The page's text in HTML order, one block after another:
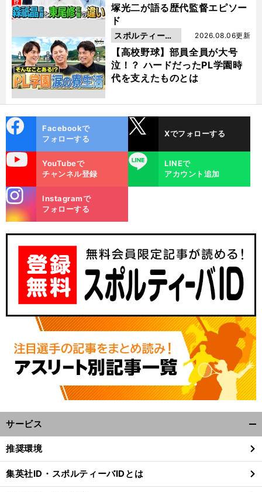
塚光二が語る歴代監督エピソー
ド
【高校野球】部員全員が大号
泣！？ ハードだったPL学園時
代を支えたものとは
2026.08.06更新
スポルティーバ
動画
ok
Facebookで
フォローする
Xでフォローする
YouTubeで
チャンネル登録
LINE
LINEで
アカウント追加
m
Instagramで
フォローする
サービス
閉
る
推奨環境
集英社ID・スポルティーバIDとは